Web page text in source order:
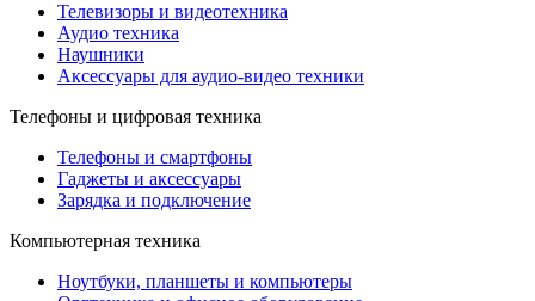
Телевизоры и видеотехника
Аудио техника
Наушники
Аксессуары для аудио-видео техники
Телефоны и цифровая техника
Телефоны и смартфоны
Гаджеты и аксессуары
Зарядка и подключение
Компьютерная техника
Ноутбуки, планшеты и компьютеры